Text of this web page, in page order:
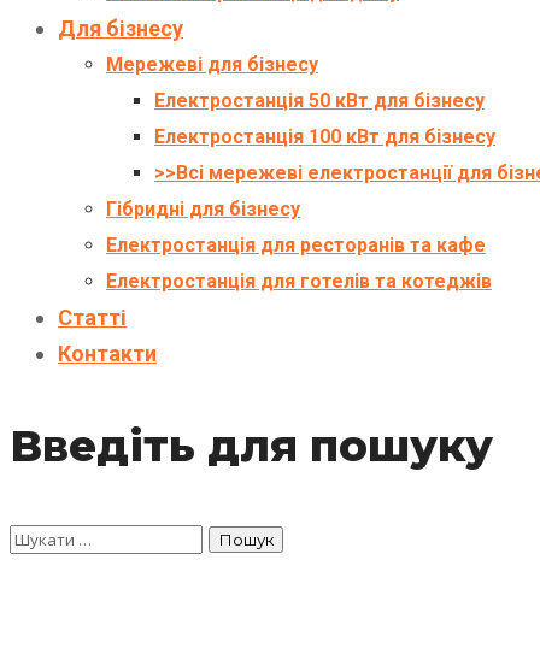
Для бізнесу
Мережеві для бізнесу
Електростанція 50 кВт для бізнесу
Електростанція 100 кВт для бізнесу
>>Всі мережеві електростанції для
Гібридні для бізнесу
Електростанція для ресторанів та кафе
Електростанція для готелів та котеджів
Статті
Контакти
Введіть для пошуку